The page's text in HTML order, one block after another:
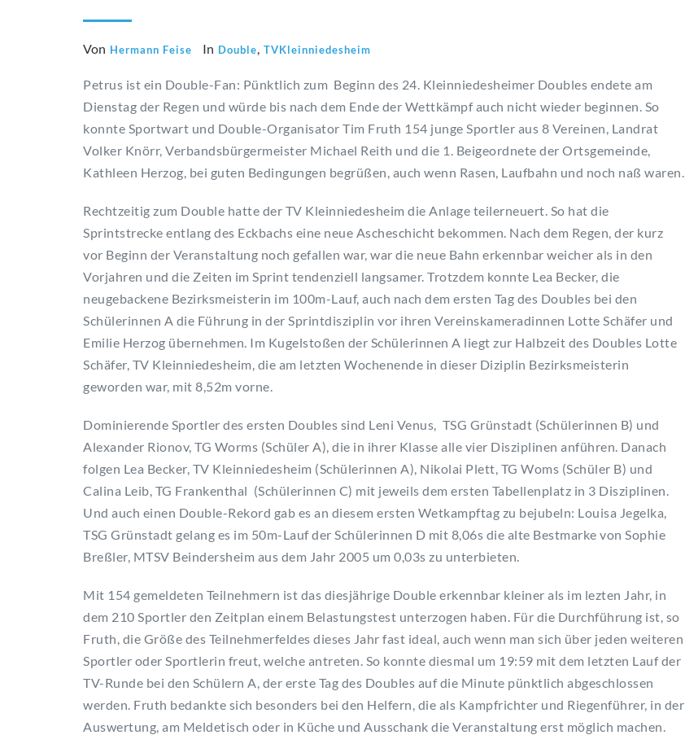
Von Hermann Feise In Double, TVKleinniedesheim
Petrus ist ein Double-Fan: Pünktlich zum Beginn des 24. Kleinniedesheimer Doubles endete am
Dienstag der Regen und würde bis nach dem Ende der Wettkämpf auch nicht wieder beginnen. So
konnte Sportwart und Double-Organisator Tim Fruth 154 junge Sportler aus 8 Vereinen, Landrat
Volker Knörr, Verbandsbürgermeister Michael Reith und die 1. Beigeordnete der Ortsgemeinde,
Kathleen Herzog, bei guten Bedingungen begrüßen, auch wenn Rasen, Laufbahn und noch naß waren.
Rechtzeitig zum Double hatte der TV Kleinniedesheim die Anlage teilerneuert. So hat die
Sprintstrecke entlang des Eckbachs eine neue Ascheschicht bekommen. Nach dem Regen, der kurz
vor Beginn der Veranstaltung noch gefallen war, war die neue Bahn erkennbar weicher als in den
Vorjahren und die Zeiten im Sprint tendenziell langsamer. Trotzdem konnte Lea Becker, die
neugebackene Bezirksmeisterin im 100m-Lauf, auch nach dem ersten Tag des Doubles bei den
Schülerinnen A die Führung in der Sprintdisziplin vor ihren Vereinskameradinnen Lotte Schäfer und
Emilie Herzog übernehmen. Im Kugelstoßen der Schülerinnen A liegt zur Halbzeit des Doubles Lotte
Schäfer, TV Kleinniedesheim, die am letzten Wochenende in dieser Diziplin Bezirksmeisterin
geworden war, mit 8,52m vorne.
Dominierende Sportler des ersten Doubles sind Leni Venus, TSG Grünstadt (Schülerinnen B) und
Alexander Rionov, TG Worms (Schüler A), die in ihrer Klasse alle vier Disziplinen anführen. Danach
folgen Lea Becker, TV Kleinniedesheim (Schülerinnen A), Nikolai Plett, TG Woms (Schüler B) und
Calina Leib, TG Frankenthal (Schülerinnen C) mit jeweils dem ersten Tabellenplatz in 3 Disziplinen.
Und auch einen Double-Rekord gab es an diesem ersten Wetkampftag zu bejubeln: Louisa Jegelka,
TSG Grünstadt gelang es im 50m-Lauf der Schülerinnen D mit 8,06s die alte Bestmarke von Sophie
Breßler, MTSV Beindersheim aus dem Jahr 2005 um 0,03s zu unterbieten.
Mit 154 gemeldeten Teilnehmern ist das diesjährige Double erkennbar kleiner als im lezten Jahr, in
dem 210 Sportler den Zeitplan einem Belastungstest unterzogen haben. Für die Durchführung ist, so
Fruth, die Größe des Teilnehmerfeldes dieses Jahr fast ideal, auch wenn man sich über jeden weiteren
Sportler oder Sportlerin freut, welche antreten. So konnte diesmal um 19:59 mit dem letzten Lauf der
TV-Runde bei den Schülern A, der erste Tag des Doubles auf die Minute pünktlich abgeschlossen
werden. Fruth bedankte sich besonders bei den Helfern, die als Kampfrichter und Riegenführer, in der
Auswertung, am Meldetisch oder in Küche und Ausschank die Veranstaltung erst möglich machen.